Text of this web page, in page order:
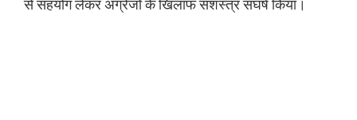
से सहयोग लेकर अंग्रेजों के खिलाफ सशस्त्र संघर्ष किया।